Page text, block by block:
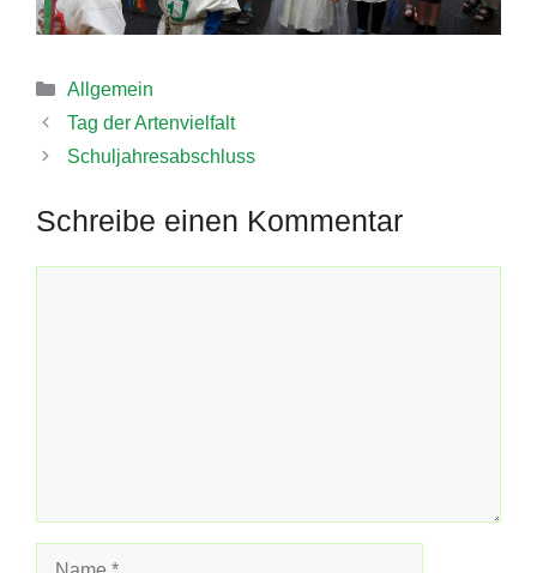
Kategorien
Allgemein
Tag der Artenvielfalt
Schuljahresabschluss
Schreibe einen Kommentar